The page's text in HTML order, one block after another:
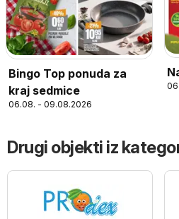
Bingo Top ponuda za
kraj sedmice
06.08. - 09.08.2026
Drugi objekti iz